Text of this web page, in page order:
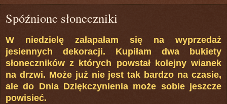
Spóźnione słoneczniki
W niedzielę załapałam się na wyprzedaż
jesiennych dekoracji. Kupiłam dwa bukiety
słoneczników z których powstał kolejny wianek
na drzwi. Może już nie jest tak bardzo na czasie,
ale do Dnia Dziękczynienia może sobie jeszcze
powisieć.